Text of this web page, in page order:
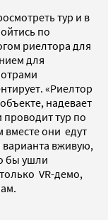
тур и в
по
риелтора для
для
«Риелтор
надевает
проводит тур по
вместе они едут
варианта вживую,
бы ушли
VR-демо,